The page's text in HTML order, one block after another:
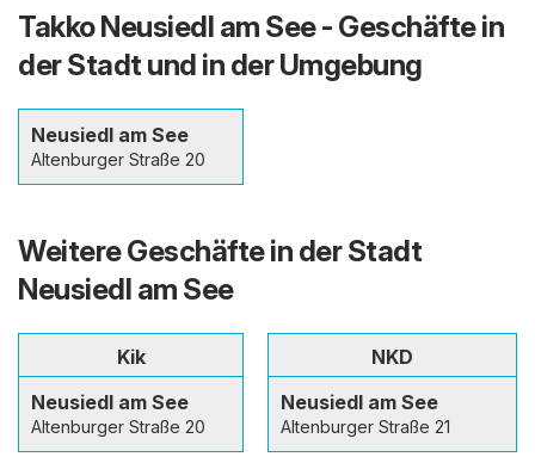
Takko Neusiedl am See - Geschäfte in
der Stadt und in der Umgebung
Neusiedl am See
Altenburger Straße 20
Weitere Geschäfte in der Stadt
Neusiedl am See
Kik
Neusiedl am See
Altenburger Straße 20
NKD
Neusiedl am See
Altenburger Straße 21